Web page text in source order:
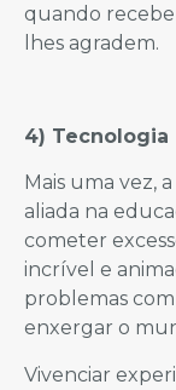
quando
lhes agradem.
4) Tecnologia
Mais uma vez,
aliada na
cometer
incrível e
problemas
enxergar o
Vivenciar